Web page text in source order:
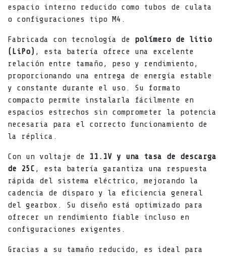
espacio interno reducido como tubos de culata
o configuraciones tipo M4.
Fabricada con tecnología de polímero de litio
(LiPo) , esta batería ofrece una excelente
relación entre tamaño, peso y rendimiento,
proporcionando una entrega de energía estable
y constante durante el uso. Su formato
compacto permite instalarla fácilmente en
espacios estrechos sin comprometer la potencia
necesaria para el correcto funcionamiento de
la réplica.
Con un voltaje de
11.1V y una tasa de descarga
de 25C , esta batería garantiza una respuesta
rápida del sistema eléctrico, mejorando la
cadencia de disparo y la eficiencia general
del gearbox. Su diseño está optimizado para
ofrecer un rendimiento fiable incluso en
configuraciones exigentes.
Gracias a su tamaño reducido, es ideal para